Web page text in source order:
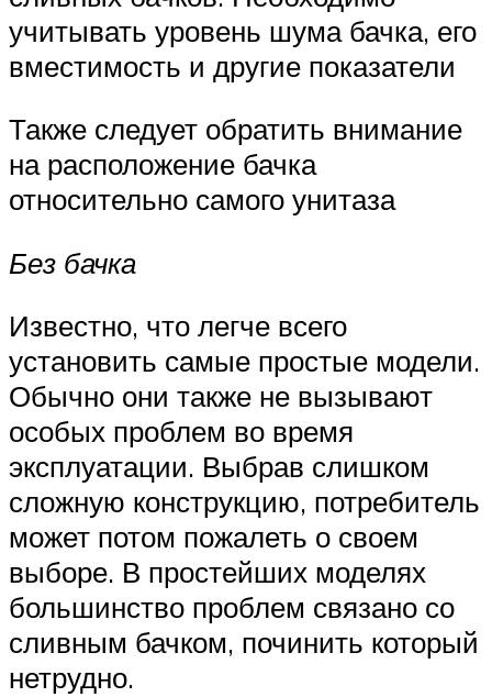
учитывать уровень шума бачка, его
вместимость и другие показатели
Также следует обратить внимание
на расположение бачка
относительно самого унитаза
Без бачка
Известно, что легче всего
установить самые простые модели.
Обычно они также не вызывают
особых проблем во время
эксплуатации. Выбрав слишком
сложную конструкцию, потребитель
может потом пожалеть о своем
выборе. В простейших моделях
большинство проблем связано со
сливным бачком, починить который
нетрудно.